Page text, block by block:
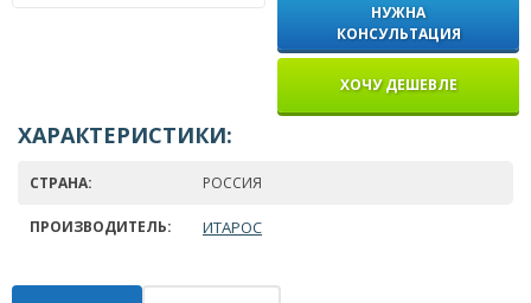
НУЖНА
КОНСУЛЬТАЦИЯ
ХОЧУ ДЕШЕВЛЕ
ХАРАКТЕРИСТИКИ:
СТРАНА: РОССИЯ
ПРОИЗВОДИТЕЛЬ: ИТАРОС